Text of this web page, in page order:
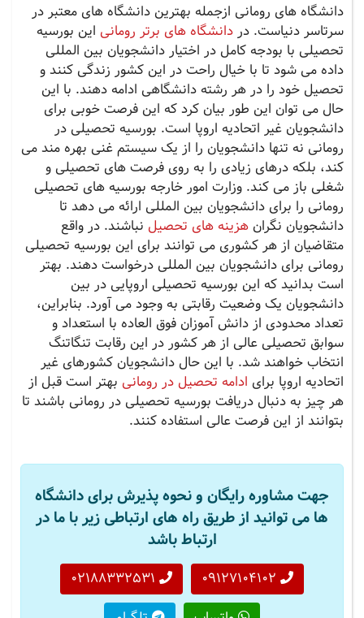
دانشگاه های رومانی ازجمله بهترین دانشگاه های معتبر در
سرتاسر دنیاست. دردانشگاه های برتر رومانی این بورسیه
تحصیلی با بودجه کامل در اختیار دانشجویان بین المللی
داده می شود تا با خیال راحت در این کشور زندگی کنند و
تحصیل خود را در هر رشته دانشگاهی ادامه دهند. با این
حال می توان این طور بیان کرد که این فرصت خوبی برای
دانشجویان غیر اتحادیه اروپا است. بورسیه تحصیلی در
رومانی نه تنها دانشجویان را از یک سیستم غنی بهره مند می
کند، بلکه درهای زیادی را به روی فرصت های تحصیلی و
شغلی باز می کند. وزارت امور خارجه بورسیه های تحصیلی
رومانی را برای دانشجویان بین المللی ارائه می دهد تا
دانشجویان نگران هزینه های تحصیل نباشند. در واقع
متقاضیان از هر کشوری می توانند برای این بورسیه تحصیلی
رومانی برای دانشجویان بین المللی درخواست دهند. بهتر
است بدانید که این بورسیه تحصیلی اروپایی در بین
دانشجویان یک وضعیت رقابتی به وجود می آورد. بنابراین،
تعداد محدودی از دانش آموزان فوق العاده با استعداد و
سوابق تحصیلی عالی از هر کشور در این رقابت تنگاتنگ
انتخاب خواهند شد. با این حال دانشجویان کشورهای غیر
اتحادیه اروپا برای ادامه تحصیل در رومانی بهتر است قبل از
هر چیز به دنبال دریافت بورسیه تحصیلی در رومانی باشند تا
بتوانند از این فرصت عالی استفاده کنند.
جهت مشاوره رایگان و نحوه پذیرش برای دانشگاه
ها می توانید از طریق راه های ارتباطی زیر با ما در
ارتباط باشد